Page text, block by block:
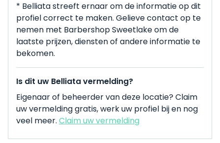
* Belliata streeft ernaar om de informatie op dit
profiel correct te maken. Gelieve contact op te
nemen met Barbershop Sweetlake om de
laatste prijzen, diensten of andere informatie te
bekomen.
Is dit uw Belliata vermelding?
Eigenaar of beheerder van deze locatie? Claim
uw vermelding gratis, werk uw profiel bij en nog
veel meer. Claim uw vermelding